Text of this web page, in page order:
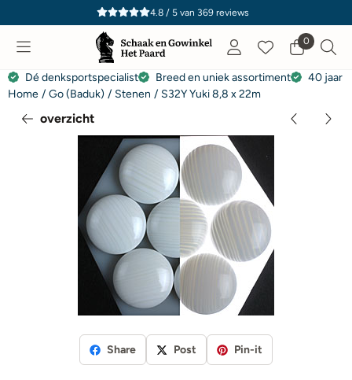
Cookievoorkeuren zijn momenteel gesloten.
4.8 / 5van 369reviews
0
Dé denksportspecialist Breed en uniek assortiment
40 jaar
Home / Go (Baduk) / Stenen / S32Y Yuki 8,8 x 22m
overzicht
Share Post Pin-it